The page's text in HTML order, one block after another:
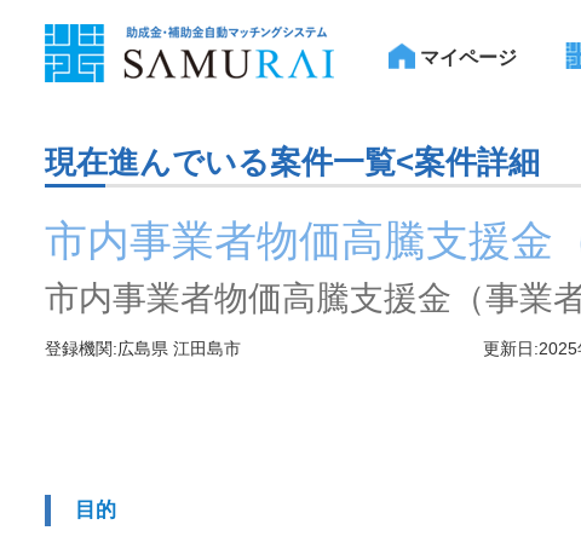
マイページ
現在進んでいる案件一覧<案件詳細
市内事業者物価高騰支援金
市内事業者物価高騰支援金（事業
登録機関:広島県 江田島市 更新日:2025
目的